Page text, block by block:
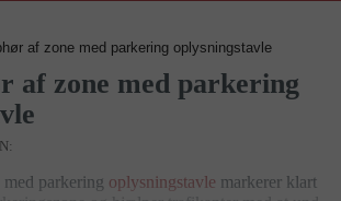
af zone med parkering
parkering oplysningstavle markerer klart